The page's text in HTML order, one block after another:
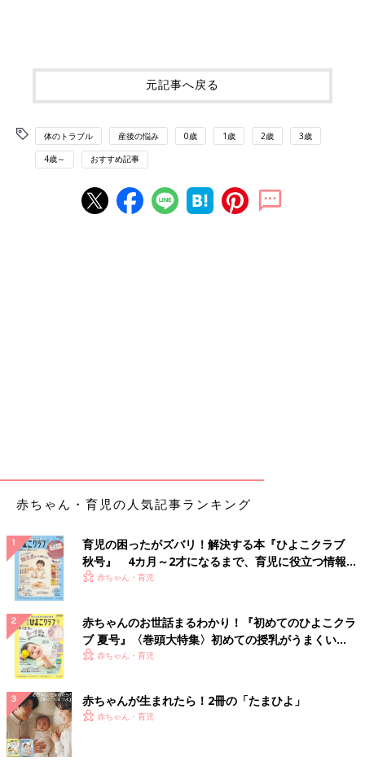
元記事へ戻る
体のトラブル 産後の悩み 0歳 1歳 2歳 3歳
4歳～ おすすめ記事
赤ちゃん・育児の人気記事ランキング
育児の困ったがズバリ！解決する本『ひよこクラブ
秋号』 4カ月～2才になるまで、育児に役立つ情報が
いっぱい！
赤ちゃん・育児
赤ちゃんのお世話まるわかり！『初めてのひよこクラ
ブ 夏号』〈巻頭大特集〉初めての授乳がうまくい
く！ おっぱい・ミルクの基本と夏のトラブル 解決テ
赤ちゃん・育児
赤ちゃんが生まれたら！2冊の「たまひよ」
赤ちゃん・育児